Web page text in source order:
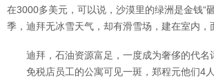
在3000多美元，可以说，沙漠里的绿洲是金钱“
季，迪拜无冰雪天气，却有滑雪场，建在室内，
迪拜，石油资源富足，一度成为奢侈的代名
免税店员工的公寓可见一斑，郑程元他们4